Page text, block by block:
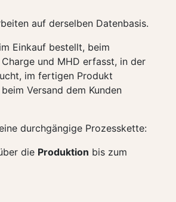
auf derselben Datenbasis.
Einkauf bestellt, beim
und MHD erfasst, in der
im fertigen Produkt
Versand dem Kunden
durchgängige Prozesskette:
die Produktion bis zum